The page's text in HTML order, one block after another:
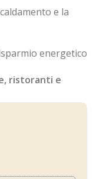
e la
energetico
ristoranti e